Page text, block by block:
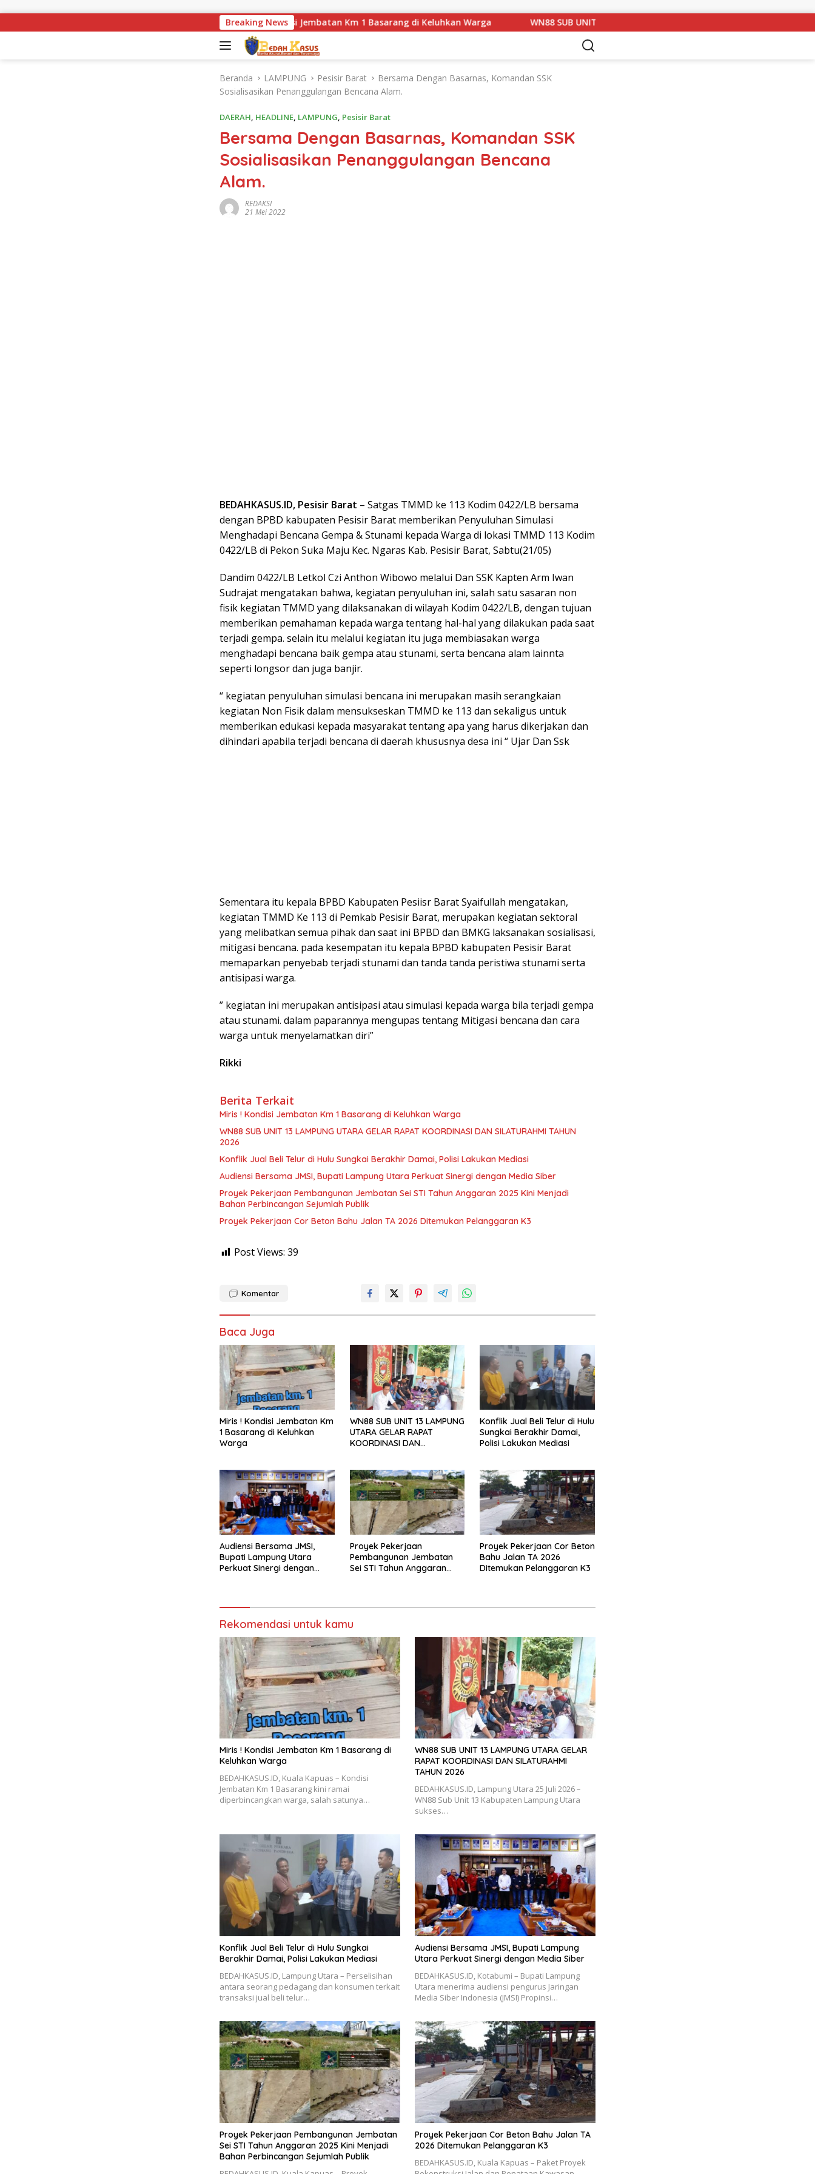
Breaking News
Miris ! Kondisi Jembatan Km 1 Basarang di Keluhkan Warga WN88 SUB UNIT 13 LAMPUNG UTARA GELAR RAPAT KOORDINASI DAN
Beranda LAMPUNG Pesisir Barat
Bersama Dengan Basarnas, Komandan SSK
Sosialisasikan Penanggulangan Bencana Alam.
DAERAH, HEADLINE, LAMPUNG, Pesisir Barat
Bersama Dengan Basarnas, Komandan SSK
Sosialisasikan Penanggulangan Bencana
Alam.
REDAKSI
21 Mei 2022
BEDAHKASUS.ID, Pesisir Barat – Satgas TMMD ke 113 Kodim 0422/LB bersama
dengan BPBD kabupaten Pesisir Barat memberikan Penyuluhan Simulasi
Menghadapi Bencana Gempa & Stunami kepada Warga di lokasi TMMD 113 Kodim
0422/LB di Pekon Suka Maju Kec. Ngaras Kab. Pesisir Barat, Sabtu(21/05)
Dandim 0422/LB Letkol Czi Anthon Wibowo melalui Dan SSK Kapten Arm Iwan
Sudrajat mengatakan bahwa, kegiatan penyuluhan ini, salah satu sasaran non
fisik kegiatan TMMD yang dilaksanakan di wilayah Kodim 0422/LB, dengan tujuan
memberikan pemahaman kepada warga tentang hal-hal yang dilakukan pada saat
terjadi gempa. selain itu melalui kegiatan itu juga membiasakan warga
menghadapi bencana baik gempa atau stunami, serta bencana alam lainnta
seperti longsor dan juga banjir.
“ kegiatan penyuluhan simulasi bencana ini merupakan masih serangkaian
kegiatan Non Fisik dalam mensukseskan TMMD ke 113 dan sekaligus untuk
memberikan edukasi kepada masyarakat tentang apa yang harus dikerjakan dan
dihindari apabila terjadi bencana di daerah khususnya desa ini “ Ujar Dan Ssk
Sementara itu kepala BPBD Kabupaten Pesiisr Barat Syaifullah mengatakan,
kegiatan TMMD Ke 113 di Pemkab Pesisir Barat, merupakan kegiatan sektoral
yang melibatkan semua pihak dan saat ini BPBD dan BMKG laksanakan sosialisasi,
mitigasi bencana. pada kesempatan itu kepala BPBD kabupaten Pesisir Barat
memaparkan penyebab terjadi stunami dan tanda tanda peristiwa stunami serta
antisipasi warga.
” kegiatan ini merupakan antisipasi atau simulasi kepada warga bila terjadi gempa
atau stunami. dalam paparannya mengupas tentang Mitigasi bencana dan cara
warga untuk menyelamatkan diri”
Rikki
Berita Terkait
Miris ! Kondisi Jembatan Km 1 Basarang di Keluhkan Warga
WN88 SUB UNIT 13 LAMPUNG UTARA GELAR RAPAT KOORDINASI DAN SILATURAHMI TAHUN
2026
Konflik Jual Beli Telur di Hulu Sungkai Berakhir Damai, Polisi Lakukan Mediasi
Audiensi Bersama JMSI, Bupati Lampung Utara Perkuat Sinergi dengan Media Siber
Proyek Pekerjaan Pembangunan Jembatan Sei STI Tahun Anggaran 2025 Kini Menjadi
Bahan Perbincangan Sejumlah Publik
Proyek Pekerjaan Cor Beton Bahu Jalan TA 2026 Ditemukan Pelanggaran K3
Post Views: 39
Komentar
Baca Juga
Miris ! Kondisi Jembatan Km
1 Basarang di Keluhkan
Warga
WN88 SUB UNIT 13 LAMPUNG
UTARA GELAR RAPAT
KOORDINASI DAN
Konflik Jual Beli Telur di Hulu
Sungkai Berakhir Damai,
Polisi Lakukan Mediasi
Audiensi Bersama JMSI,
Bupati Lampung Utara
Perkuat Sinergi dengan
Proyek Pekerjaan
Pembangunan Jembatan
Sei STI Tahun Anggaran
Proyek Pekerjaan Cor Beton
Bahu Jalan TA 2026
Ditemukan Pelanggaran K3
Rekomendasi untuk kamu
Miris ! Kondisi Jembatan Km 1 Basarang di
Keluhkan Warga
BEDAHKASUS.ID, Kuala Kapuas – Kondisi
Jembatan Km 1 Basarang kini ramai
diperbincangkan warga, salah satunya…
WN88 SUB UNIT 13 LAMPUNG UTARA GELAR
RAPAT KOORDINASI DAN SILATURAHMI
TAHUN 2026
BEDAHKASUS.ID, Lampung Utara 25 Juli 2026 –
WN88 Sub Unit 13 Kabupaten Lampung Utara
sukses…
Konflik Jual Beli Telur di Hulu Sungkai
Berakhir Damai, Polisi Lakukan Mediasi
BEDAHKASUS.ID, Lampung Utara – Perselisihan
antara seorang pedagang dan konsumen terkait
transaksi jual beli telur…
Audiensi Bersama JMSI, Bupati Lampung
Utara Perkuat Sinergi dengan Media Siber
BEDAHKASUS.ID, Kotabumi – Bupati Lampung
Utara menerima audiensi pengurus Jaringan
Media Siber Indonesia (JMSI) Propinsi…
Proyek Pekerjaan Pembangunan Jembatan
Sei STI Tahun Anggaran 2025 Kini Menjadi
Bahan Perbincangan Sejumlah Publik
Proyek Pekerjaan Cor Beton Bahu Jalan TA
2026 Ditemukan Pelanggaran K3
BEDAHKASUS.ID, Kuala Kapuas – Paket Proyek